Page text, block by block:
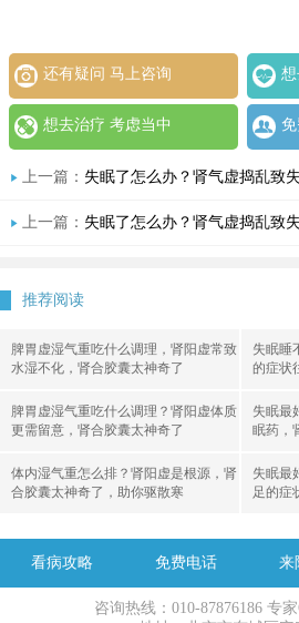
还有疑问 马上咨询
想去治疗 考虑当中
上一篇： 失眠了怎么办？肾气虚捣乱致失眠，肾
上一篇： 失眠了怎么办？肾气虚捣乱致失眠，肾
推荐阅读
脾胃虚湿气重吃什么调理，肾阳虚常致
水湿不化，肾合胶囊太神奇了
失眠睡
的症状
脾胃虚湿气重吃什么调理？肾阳虚体质
更需留意，肾合胶囊太神奇了
失眠最
眠药，
体内湿气重怎么排？肾阳虚是根源，肾
合胶囊太神奇了，助你驱散寒
失眠最
足的症
看病攻略 免费电话 来
咨询热线：010-87876186 专